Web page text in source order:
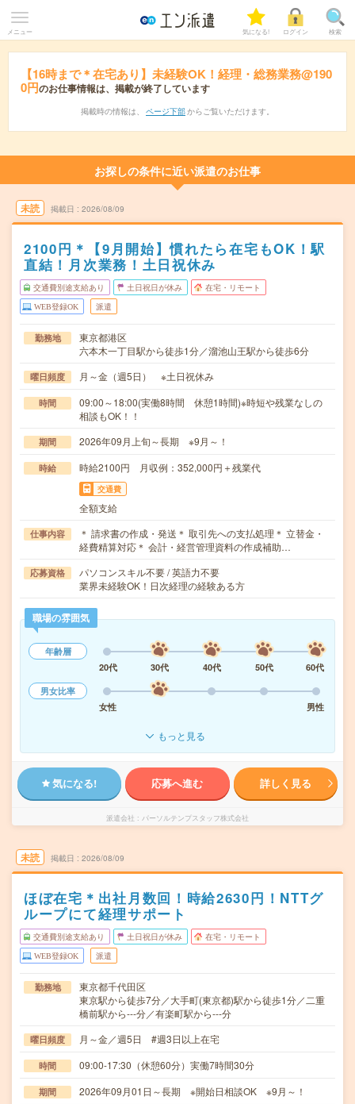
メニュー 気になる! ログイン 検索
【16時まで＊在宅あり】未経験OK！経理・総務業務@190
0円のお仕事情報は、掲載が終了しています
掲載時の情報は、 ページ下部 からご覧いただけます。
お探しの条件に近い派遣のお仕事
未読 掲載日 2026/08/09
2100円＊【9月開始】慣れたら在宅もOK！駅
直結！月次業務！土日祝休み
交通費別途支給あり 土日祝日が休み 在宅・リモート
WEB登録OK 派遣
勤務地
東京都港区
六本木一丁目駅から徒歩1分／溜池山王駅から徒歩6分
曜日頻度 月～金（週5日） ※土日祝休み
時間
09:00～18:00(実働8時間 休憩1時間)※時短や残業なしの
相談もOK！！
期間 2026年09月上旬～長期 ※9月～！
時給 時給2100円 月収例：352,000円＋残業代
交通費
全額支給
仕事内容
＊ 請求書の作成・発送＊ 取引先への支払処理＊ 立替金・
経費精算対応＊ 会計・経営管理資料の作成補助…
応募資格
パソコンスキル不要 / 英語力不要
業界未経験OK！日次経理の経験ある方
職場の雰囲気
年齢層
20代
30代 40代 50代
60代
男女比率
女性
男性
もっと見る
気になる! 応募へ進む 詳しく見る
派遣会社 パーソルテンプスタッフ株式会社
未読 掲載日 2026/08/09
ほぼ在宅＊出社月数回！時給2630円！NTTグ
ループにて経理サポート
交通費別途支給あり 土日祝日が休み 在宅・リモート
WEB登録OK 派遣
勤務地
東京都千代田区
東京駅から徒歩7分／大手町(東京都)駅から徒歩1分／二重
橋前駅から---分／有楽町駅から---分
曜日頻度 月～金／週5日 #週3日以上在宅
時間 09:00-17:30（休憩60分）実働7時間30分
期間 2026年09月01日～長期 ※開始日相談OK ※9月～！